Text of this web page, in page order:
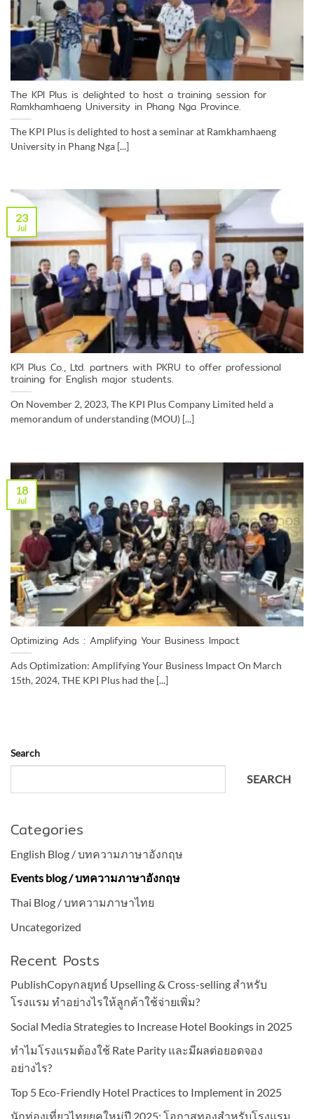
The KPI Plus is delighted to host a training session for
Ramkhamhaeng University in Phang Nga Province.
The KPI Plus is delighted to host a seminar at Ramkhamhaeng
University in Phang Nga [...]
KPI Plus Co., Ltd. partners with PKRU to offer professional
training for English major students.
On November 2, 2023, The KPI Plus Company Limited held a
memorandum of understanding (MOU) [...]
23
Jul
Optimizing Ads : Amplifying Your Business Impact
Ads Optimization: Amplifying Your Business Impact On March
15th, 2024, THE KPI Plus had the [...]
18
Jul
Search
SEARCH
Categories
English Blog / บทความภาษาอังกฤษ
Events blog / บทความภาษาอังกฤษ
Thai Blog / บทความภาษาไทย
Uncategorized
Recent Posts
PublishCopyกลยุทธ์ Upselling & Cross-selling สำหรับ
โรงแรม ทำอย่างไรให้ลูกค้าใช้จ่ายเพิ่ม?
Social Media Strategies to Increase Hotel Bookings in 2025
ทำไมโรงแรมต้องใช้ Rate Parity และมีผลต่อยอดจอง
อย่างไร?
Top 5 Eco-Friendly Hotel Practices to Implement in 2025
นักท่องเที่ยวไทยยุคใหม่ปี 2025: โอกาสทองสำหรับโรงแรม